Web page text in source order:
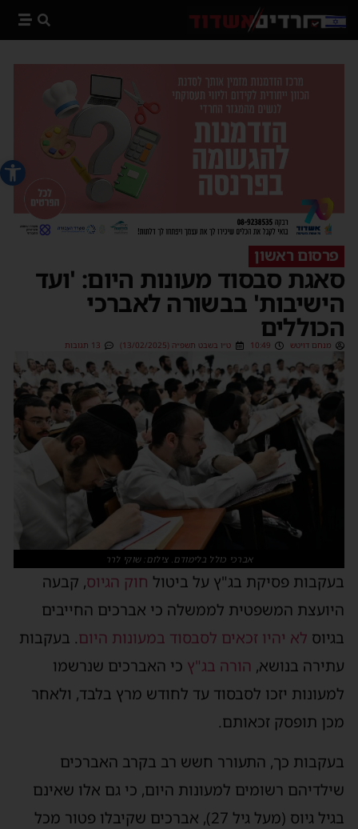
פתח
פרסום ראשון
סאגת סבסוד מעונות היום: 'ועד
הישיבות' בבשורה לאברכי
הכוללים
מנחם דויטש 10:49 ט״ו בשבט תשפ״ה (13/02/2025) 13 תגובות
אברכי כולל בלימודם. צילום: שוקי לרר
בעקבות פסיקת בג"ץ על ביטול חוק הגיוס, קבעה
היועצת המשפטית לממשלה כי אברכים החייבים
בגיוס לא יהיו זכאים לסבסוד במעונות היום. בעקבות
עתירה בנושא, הורה בג"ץ כי האברכים שנרשמו
למעונות יזכו לסבסוד עד לחודש מרץ בלבד, ולאחר
מכן תופסק זכאותם.
בעקבות כך, התעורר חשש רב בקרב האברכים
שילדיהם רשומים למעונות היום, כי גם אלו שאינם
בגיל גיוס (מעל גיל 27), אברכים שקיבלו פטור מכל